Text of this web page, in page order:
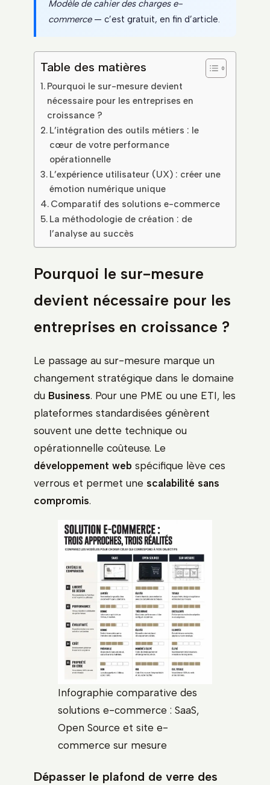
Modèle de cahier des charges e-
commerce— c’est gratuit, en fin d’article.
Table des matières
Pourquoi le sur-mesure devient
nécessaire pour les entreprises en
croissance ?
L’intégration des outils métiers : le
cœur de votre performance
opérationnelle
L’expérience utilisateur (UX) : créer une
émotion numérique unique
Comparatif des solutions e-commerce
La méthodologie de création : de
l’analyse au succès
Pourquoi le sur-mesure
devient nécessaire pour les
entreprises en croissance ?
Le passage au sur-mesure marque un
changement stratégique dans le domaine
du Business. Pour une PME ou une ETI, les
plateformes standardisées génèrent
souvent une dette technique ou
opérationnelle coûteuse. Le
développement web spécifique lève ces
verrous et permet une scalabilité sans
compromis.
Infographie comparative des
solutions e-commerce : SaaS,
Open Source et site e-
commerce sur mesure
Dépasser le plafond de verre des